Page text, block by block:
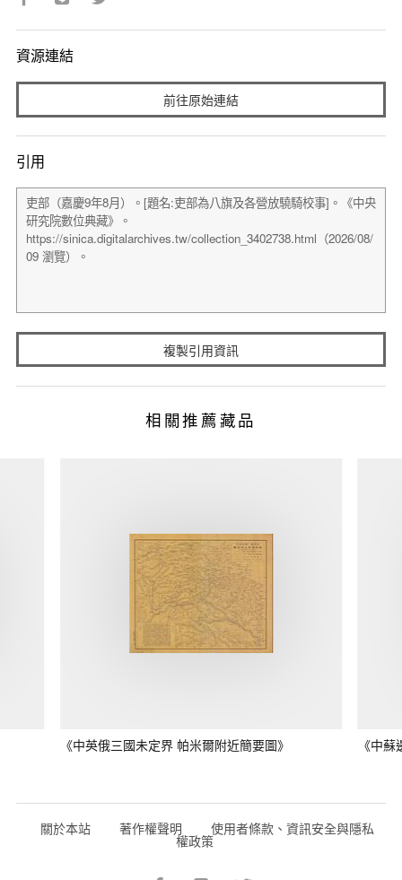
資源連結
前往原始連結
引用
複製引用資訊
相關推薦藏品
《中英俄三國未定界 帕米爾附近簡要圖》 《中
關於本站 著作權聲明 使用者條款、資訊安全與隱私
權政策